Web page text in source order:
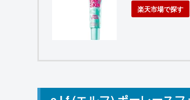
楽天市場で探す